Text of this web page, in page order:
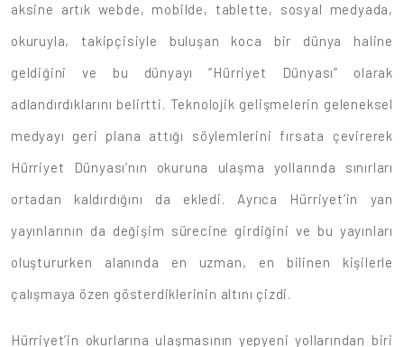
aksine artık webde, mobilde, tablette, sosyal medyada,
okuruyla, takipçisiyle buluşan koca bir dünya haline
geldiğini ve bu dünyayı “Hürriyet Dünyası” olarak
adlandırdıklarını belirtti. Teknolojik gelişmelerin geleneksel
medyayı geri plana attığı söylemlerini fırsata çevirerek
Hürriyet Dünyası’nın okuruna ulaşma yollarında sınırları
ortadan kaldırdığını da ekledi. Ayrıca Hürriyet’in yan
yayınlarının da değişim sürecine girdiğini ve bu yayınları
oluştururken alanında en uzman, en bilinen kişilerle
çalışmaya özen gösterdiklerinin altını çizdi.
Hürriyet’in okurlarına ulaşmasının yepyeni yollarından biri